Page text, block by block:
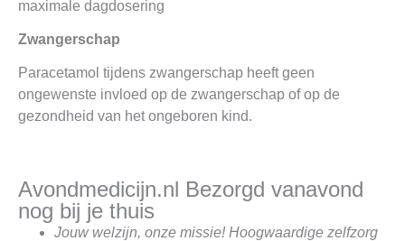
maximale dagdosering
Zwangerschap
Paracetamol tijdens zwangerschap heeft geen
ongewenste invloed op de zwangerschap of op de
gezondheid van het ongeboren kind.
Avondmedicijn.nl Bezorgd vanavond
nog bij je thuis
Jouw welzijn, onze missie! Hoogwaardige zelfzorg